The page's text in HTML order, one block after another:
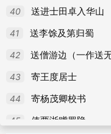
40 送进士田卓入华山
41 送李馀及第归蜀
42 送僧游边（一作送无
43 寄王度居士
44 寄杨茂卿校书
45 使两浙赠罗隐